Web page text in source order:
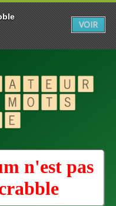
n'est pas
VOIR